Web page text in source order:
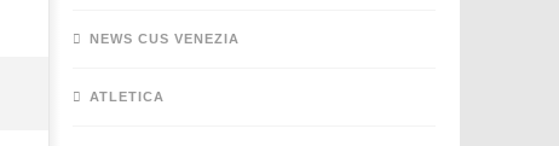
NEWS CUS VENEZIA
ATLETICA